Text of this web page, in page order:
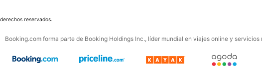
reservados.
Booking.com forma parte de Booking Holdings Inc., líder mundial en viajes online y servicios